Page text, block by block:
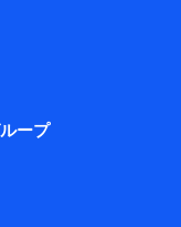
ンシャルグルー
するため、また
それらに付帯、
・フィナンシャ
案内、提供する
歴、ウェブサイ
のパーソナルデ
・傾向に応じた
ープ